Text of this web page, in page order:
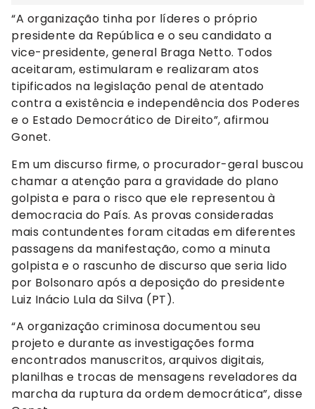
“A organização tinha por líderes o próprio
presidente da República e o seu candidato a
vice-presidente, general Braga Netto. Todos
aceitaram, estimularam e realizaram atos
tipificados na legislação penal de atentado
contra a existência e independência dos Poderes
e o Estado Democrático de Direito”, afirmou
Gonet.
Em um discurso firme, o procurador-geral buscou
chamar a atenção para a gravidade do plano
golpista e para o risco que ele representou à
democracia do País. As provas consideradas
mais contundentes foram citadas em diferentes
passagens da manifestação, como a minuta
golpista e o rascunho de discurso que seria lido
por Bolsonaro após a deposição do presidente
Luiz Inácio Lula da Silva (PT).
“A organização criminosa documentou seu
projeto e durante as investigações forma
encontrados manuscritos, arquivos digitais,
planilhas e trocas de mensagens reveladores da
marcha da ruptura da ordem democrática”, disse